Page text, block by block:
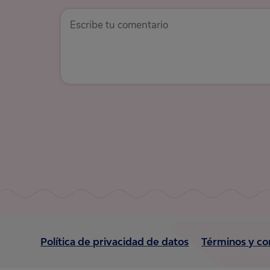
Política de privacidad de datos Términos y